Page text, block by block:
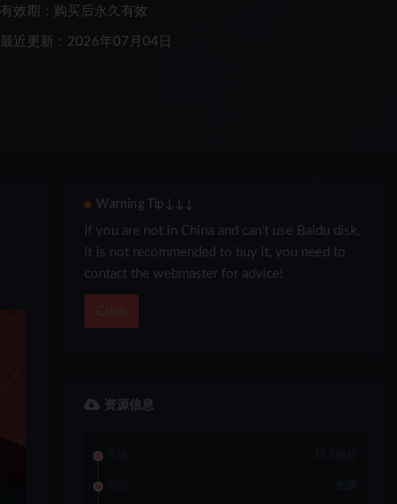
有效期：购买后永久有效
最近更新：2026年07月04日
Warning Tip↓↓↓
If you are not in China and can’t use Baidu disk,
it is not recommended to buy it, you need to
contact the webmaster for advice!
Click
资源信息